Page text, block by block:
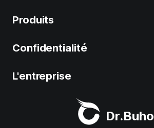
Dr.Buho
Supprimer Données Système sur Mac
Désinstaller Applications sur Mac
Meilleur Nettoyeur Mac
Produits
BuhoCleaner
BuhoUnlocker
Confidentialité
Conditions générales
Politique de remboursement
L'entreprise
À propos de nous